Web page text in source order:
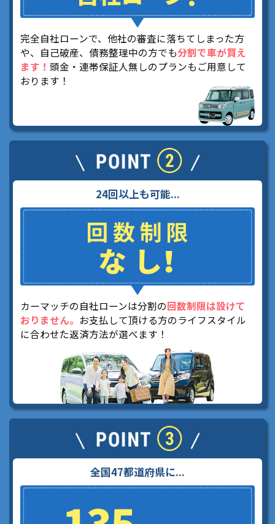
完全自社ローンで、他社の審査に落ちてしまった方
や、自己破産、債務整理中の方でも分割で車が買え
ます！ 頭金・連帯保証人無しのプランもご用意して
おります！
24回以上も可能...
カーマッチの自社ローンは分割の回数制限は設けて
おりません。 お支払して頂ける方のライフスタイル
に合わせた返済方法が選べます！
全国47都道府県に...